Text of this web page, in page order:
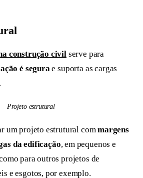
construção civil serve para
é segura e suporta as cargas
Projeto estrutural
um projeto estrutural commargens
da edificação, em pequenos e
para outros projetos de
e esgotos, por exemplo.